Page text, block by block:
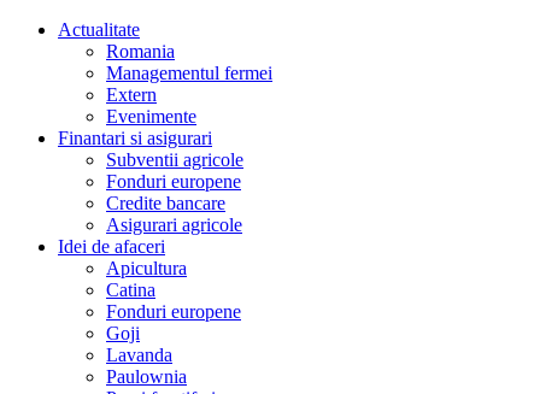
Actualitate
Romania
Managementul fermei
Extern
Evenimente
Finantari si asigurari
Subventii agricole
Fonduri europene
Credite bancare
Asigurari agricole
Idei de afaceri
Apicultura
Catina
Fonduri europene
Goji
Lavanda
Paulownia